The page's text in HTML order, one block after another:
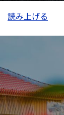
読み上げる